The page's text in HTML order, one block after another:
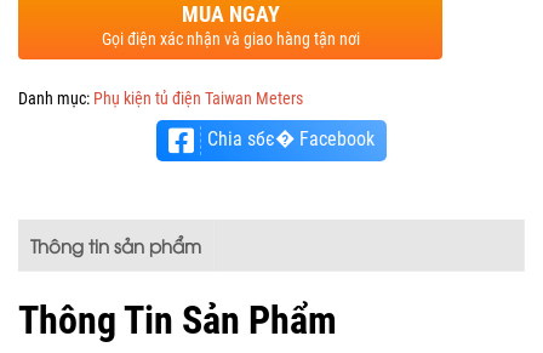
MUA NGAY
Gọi điện xác nhận và giao hàng tận nơi
Danh mục: Phụ kiện tủ điện Taiwan Meters
Chia sбє� Facebook
Thông tin sản phẩm
Thông Tin Sản Phẩm